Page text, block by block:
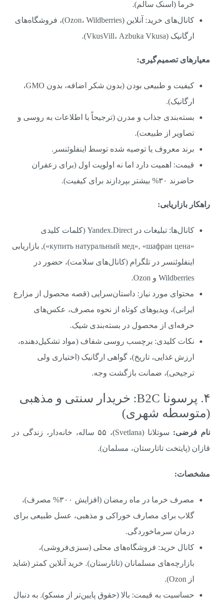
خرما (اسنک سالم).
کانال‌های خرید: آنلاین (Ozon، Wildberries)، فروشگاه‌های
ارگانیک (VkusVill، Azbuka Vkusa).
معیارهای تصمیم‌گیری:
کیفیت و طبیعی بودن (بدون شکر اضافه، بدون GMO،
ارگانیک).
بسته‌بندی جذاب و مدرن (ترجیحاً با اطلاعات به روسی و
تصاویر از طبیعت).
برند معروف یا توصیه شده توسط اینفلوئنسر.
قیمت: اهمیت دارد اما نه اولویت اول (برای زعفران
حاضرند ۳۰% بیشتر بپردازند برای کیفیت).
راهکار بازاریابی:
کانال‌ها: تبلیغات در Yandex.Direct (کلمات کلیدی
«купить натуральный мед», «шафран цена»), بازاریابی
اینفلوئنسر در تلگرام (کانال‌های سلامت)، حضور در
Wildberries و Ozon.
محتوای مورد نیاز: داستان‌سرایی (قصه محصول از مزارع
ایرانی)، ویدیوهای کوتاه از نحوه مصرف، عکس‌های
حرفه‌ای از محصول در بسته‌بندی شیک.
نکات کلیدی: برچسب روسی شفاف (مواد تشکیل‌دهنده،
ارزش غذایی، تاریخ)، گواهی ارگانیک (اختیاری ولی
ترجیحی)، ضمانت بازگشت وجه.
۴. پرسونا B2C: خریدار سنتی و مذهبی
(متوسطه شهری)
نام فرضی:
سوتلانا (Svetlana)، ۵۵ ساله، خانه‌دار، زندگی در
قازان (پایتخت تاتارستان، مسلمان).
مشخصات:
مصرف خرما در ماه رمضان (افزایش ۳۰۰% مصرف)،
گلاب برای مصارف خوراکی و مذهبی، عسل طبیعی برای
درمان سرماخوردگی.
کانال خرید: فروشگاه‌های محلی (سبزی‌فروشی)،
بازارچه‌های مسلمانان (تاتارستان). خرید آنلاین کمتر (شاید
از Ozon).
حساسیت به قیمت: بالا (حقوق پایین‌تر از مسکو). به دنبال